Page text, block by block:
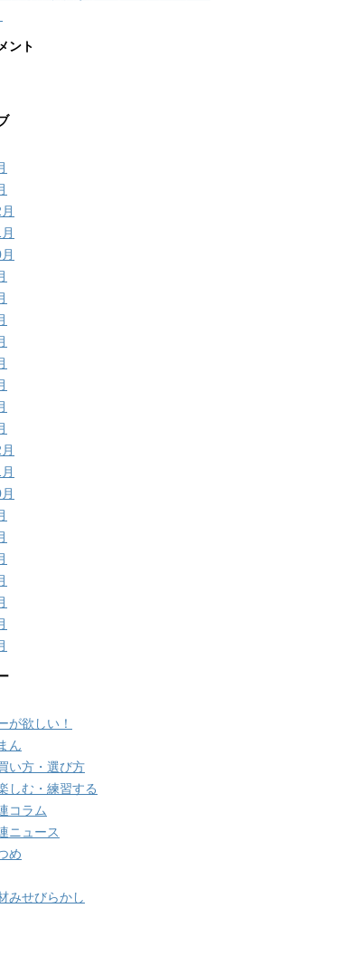
ント
が欲しい！
ん
い方・選び方
しむ・練習する
コラム
ニュース
め
みせびらかし